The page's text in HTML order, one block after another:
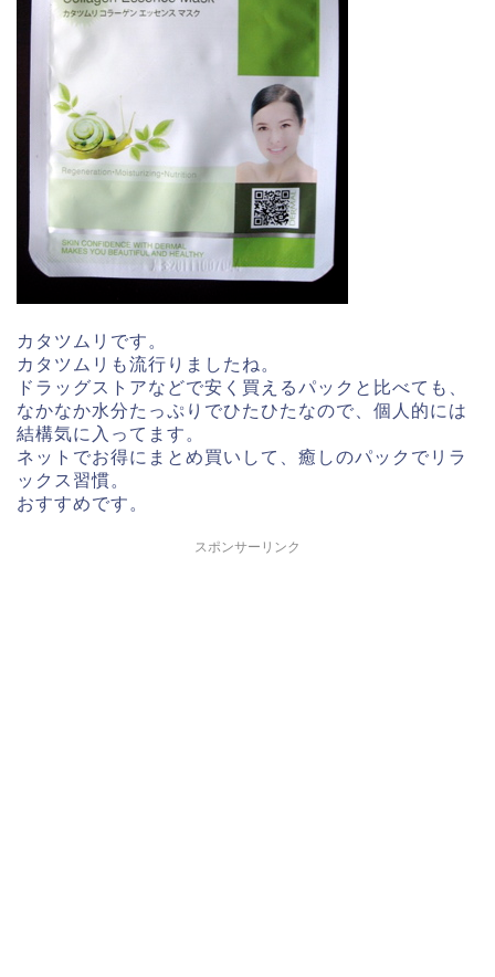
カタツムリです。
カタツムリも流行りましたね。
ドラッグストアなどで安く買えるパックと比べても、
なかなか水分たっぷりでひたひたなので、個人的には
結構気に入ってます。
ネットでお得にまとめ買いして、癒しのパックでリラ
ックス習慣。
おすすめです。
スポンサーリンク